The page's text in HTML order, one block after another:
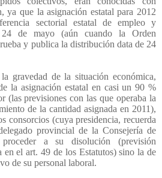
ya que la asignación estatal para 2012
sectorial estatal de empleo y
24 de mayo (aún cuando la Orden
y publica la distribución data de 24
gravedad de la situación económica,
la asignación estatal en casi un 90 %
(las previsiones con las que operaba la
de la cantidad asignada en 2011),
consorcios (cuya presidencia, recuerda
provincial de la Consejería de
a su disolución (previsión
en el art. 49 de los Estatutos) sino la de
de su personal laboral.